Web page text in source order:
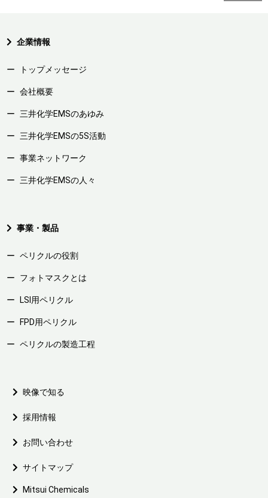
企業情報
トップメッセージ
会社概要
三井化学EMSのあゆみ
三井化学EMSの5S活動
事業ネットワーク
三井化学EMSの人々
事業・製品
ペリクルの役割
フォトマスクとは
LSI用ペリクル
FPD用ペリクル
ペリクルの製造工程
映像で知る
採用情報
お問い合わせ
サイトマップ
Mitsui Chemicals